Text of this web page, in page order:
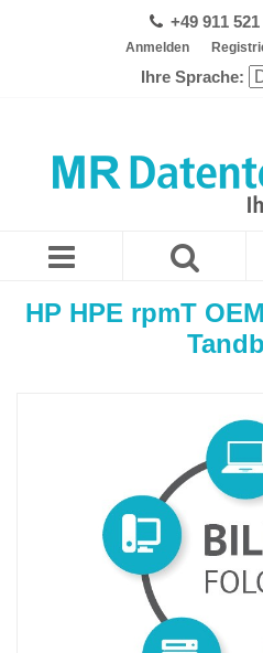
+49 911
Anmelden
Ihre Sprache:
HP HPE rpmT